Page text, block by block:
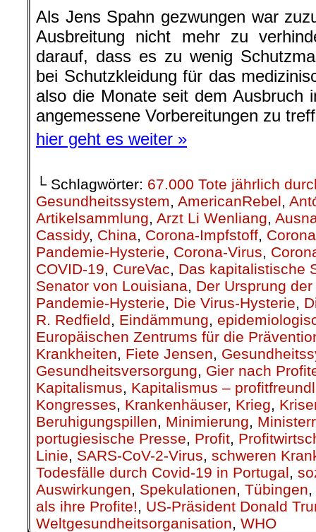
Als Jens Spahn gezwungen war
Ausbreitung nicht mehr zu
darauf, dass es zu wenig
bei Schutzkleidung für das
also die Monate seit dem Ausbruch
angemessene Vorbereitungen zu
hier geht es weiter »
└ Schlagwörter: 67.000 Tote jährlich
Gesundheitssystem, AmericanRebel,
Artikelsammlung, Arzt Li Wenliang,
Cassidy, China, Corona-Impfstoff,
Pandemie-Hysterie, Corona-Virus,
COVID-19, CureVac, Das kapitalistische
Senator von Louisiana, Der Ursprung
Pandemie-Hysterie, Die Virus-Hysterie,
R. Redfield, Eindämmung,
Europäischen Zentrums für die
Krankheiten, Fiete Jensen,
Gesundheitsversorgung, Gier nach
Kapitalismus, Kapitalismus –
Kongresses, Krankenhäuser, Krieg,
Beruhigungspillen, Minimierung,
portugiesische Presse, Profit,
Linie, SARS-CoV-2-Virus, schweren
Todesfälle durch Covid-19 in Portugal,
Auswirkungen, Spekulationen, Tübingen,
als ihre Profite!, US-Präsident Donald
Weltgesundheitsorganisation, WHO